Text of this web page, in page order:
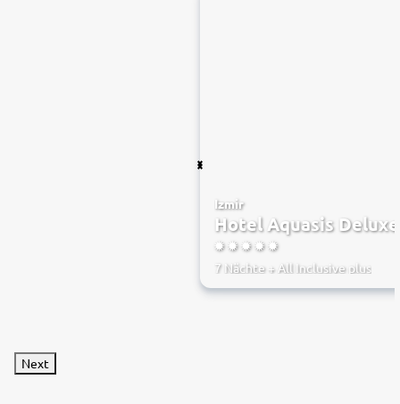
Izmir
Hotel Aquasis
7 Nächte+ All Inclusive plus
Next